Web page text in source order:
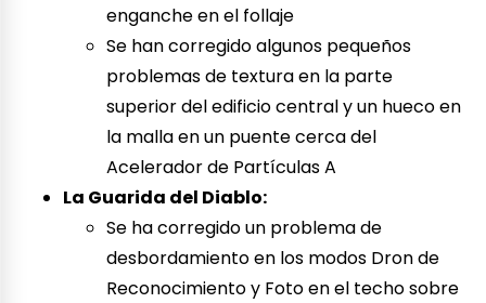
enganche en el follaje
Se han corregido algunos pequeños
problemas de textura en la parte
superior del edificio central y un hueco en
la malla en un puente cerca del
Acelerador de Partículas A
La Guarida del Diablo:
Se ha corregido un problema de
desbordamiento en los modos Dron de
Reconocimiento y Foto en el techo sobre